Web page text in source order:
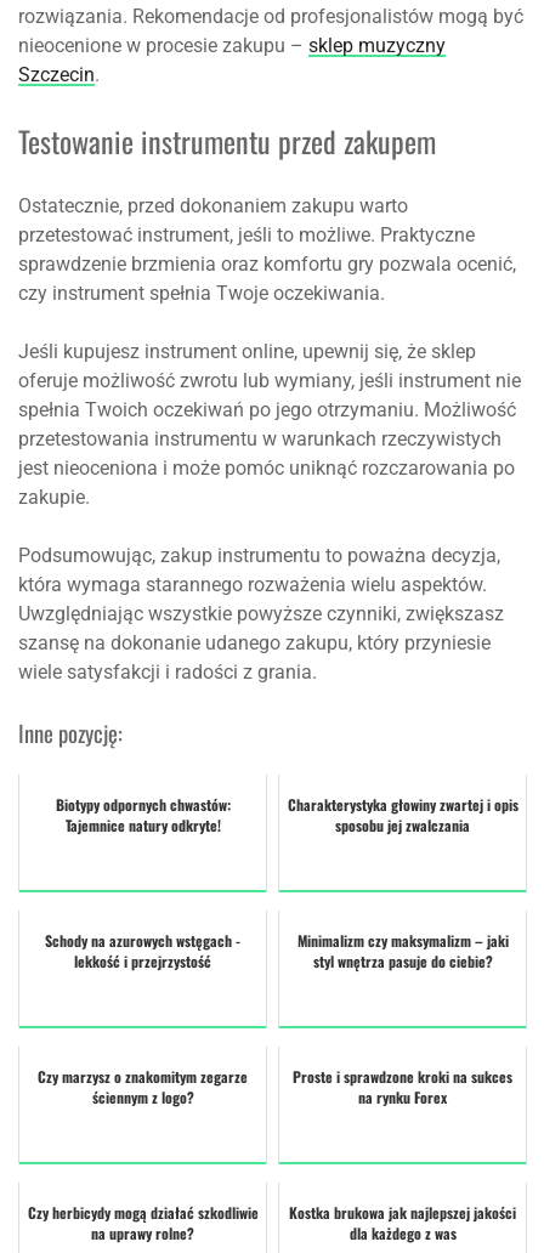
rozwiązania. Rekomendacje od profesjonalistów mogą być
nieocenione w procesie zakupu – sklep muzyczny
Szczecin.
Testowanie instrumentu przed zakupem
Ostatecznie, przed dokonaniem zakupu warto
przetestować instrument, jeśli to możliwe. Praktyczne
sprawdzenie brzmienia oraz komfortu gry pozwala ocenić,
czy instrument spełnia Twoje oczekiwania.
Jeśli kupujesz instrument online, upewnij się, że sklep
oferuje możliwość zwrotu lub wymiany, jeśli instrument nie
spełnia Twoich oczekiwań po jego otrzymaniu. Możliwość
przetestowania instrumentu w warunkach rzeczywistych
jest nieoceniona i może pomóc uniknąć rozczarowania po
zakupie.
Podsumowując, zakup instrumentu to poważna decyzja,
która wymaga starannego rozważenia wielu aspektów.
Uwzględniając wszystkie powyższe czynniki, zwiększasz
szansę na dokonanie udanego zakupu, który przyniesie
wiele satysfakcji i radości z grania.
Inne pozycję:
Biotypy odpornych chwastów:
Tajemnice natury odkryte!
Charakterystyka głowiny zwartej i opis
sposobu jej zwalczania
Schody na azurowych wstęgach -
lekkość i przejrzystość
Minimalizm czy maksymalizm – jaki
styl wnętrza pasuje do ciebie?
Czy marzysz o znakomitym zegarze
ściennym z logo?
Proste i sprawdzone kroki na sukces
na rynku Forex
Czy herbicydy mogą działać szkodliwie
na uprawy rolne?
Kostka brukowa jak najlepszej jakości
dla każdego z was